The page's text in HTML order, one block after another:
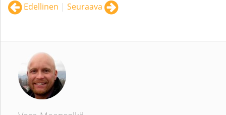
Edellinen | Seuraava